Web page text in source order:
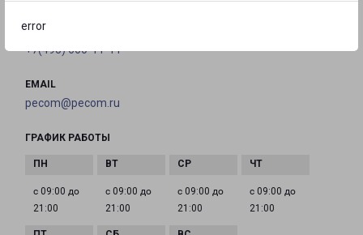
error
ТЕЛЕФОН
+7(495) 660-11-11
EMAIL
pecom@pecom.ru
ГРАФИК РАБОТЫ
с 09:00 до
21:00
с 09:00 до
21:00
с 09:00 до
21:00
с 09:00 до
21:00